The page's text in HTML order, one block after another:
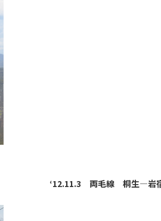
‘12.11.3 両毛線 桐生―岩